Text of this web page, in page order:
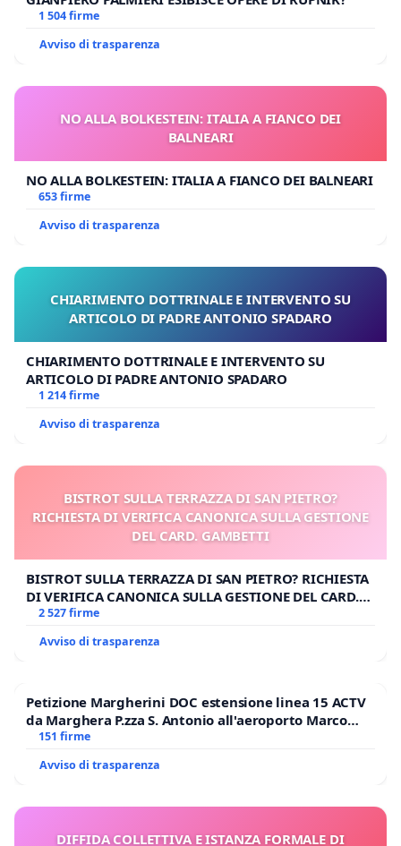
1 504 firme
Avviso di trasparenza
NO ALLA BOLKESTEIN: ITALIA A FIANCO DEI
BALNEARI
NO ALLA BOLKESTEIN: ITALIA A FIANCO DEI BALNEARI
653 firme
Avviso di trasparenza
CHIARIMENTO DOTTRINALE E INTERVENTO SU
ARTICOLO DI PADRE ANTONIO SPADARO
CHIARIMENTO DOTTRINALE E INTERVENTO SU
ARTICOLO DI PADRE ANTONIO SPADARO
1 214 firme
Avviso di trasparenza
BISTROT SULLA TERRAZZA DI SAN PIETRO?
RICHIESTA DI VERIFICA CANONICA SULLA GESTIONE
DEL CARD. GAMBETTI
BISTROT SULLA TERRAZZA DI SAN PIETRO? RICHIESTA
DI VERIFICA CANONICA SULLA GESTIONE DEL CARD.
GAMBETTI
2 527 firme
Avviso di trasparenza
Petizione Margherini DOC estensione linea 15 ACTV
da Marghera P.zza S. Antonio all'aeroporto Marco
Polo tariffa a € 1,50
151 firme
Avviso di trasparenza
DIFFIDA COLLETTIVA E ISTANZA FORMALE DI